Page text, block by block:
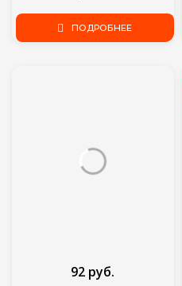
Автомобиля Шины
Аксессуары Стебли Крышки
ПОДРОБНЕЕ
92 руб.